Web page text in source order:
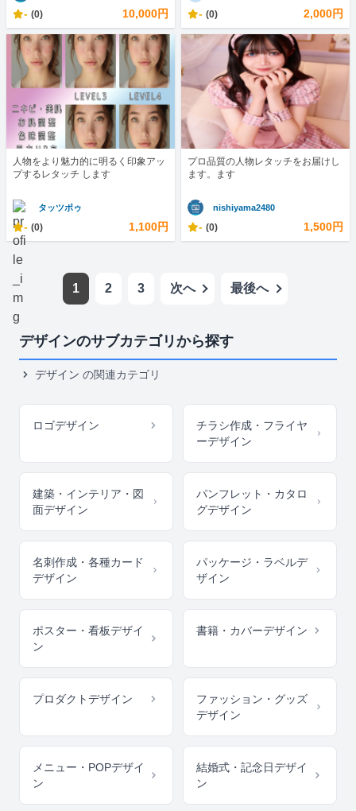
- (0) 10,000円 - (0) 2,000円
人物をより魅力的に明るく印象アッ
プするレタッチ します
タッツポゥ
- (0) 1,100円
プロ品質の人物レタッチをお届けし
ます。ます
nishiyama2480
- (0) 1,500円
1 2 3 次へ 最後へ
デザインのサブカテゴリから探す
デザイン の関連カテゴリ
ロゴデザイン
チラシ作成・フライヤ
ーデザイン
建築・インテリア・図
面デザイン
パンフレット・カタロ
グデザイン
名刺作成・各種カード
デザイン
パッケージ・ラベルデ
ザイン
ポスター・看板デザイ
ン
書籍・カバーデザイン
プロダクトデザイン
ファッション・グッズ
デザイン
メニュー・POPデザイ
ン
結婚式・記念日デザイ
ン